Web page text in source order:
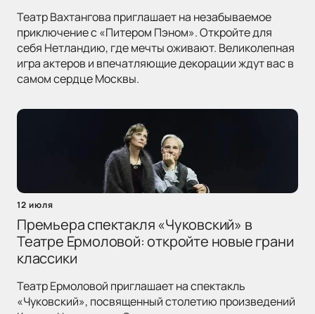
Театр Вахтангова приглашает на незабываемое
приключение с «Питером Пэном». Откройте для
себя Нетландию, где мечты оживают. Великолепная
игра актеров и впечатляющие декорации ждут вас в
самом сердце Москвы.
12 июля
Премьера спектакля «Чуковский» в
Театре Ермоловой: откройте новые грани
классики
Театр Ермоловой приглашает на спектакль
«Чуковский», посвященный столетию произведений